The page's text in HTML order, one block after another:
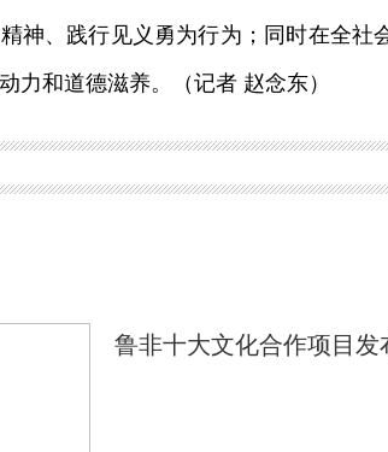
神、践行见义勇为行为；同时在全社
力和道德滋养。（记者 赵念东）
鲁非十大文化合作项目发